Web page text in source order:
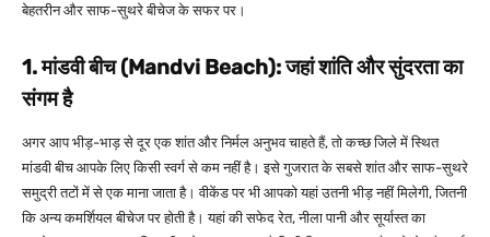
बेहतरीन और साफ-सुथरे बीचेज के सफर पर।
1. मांडवी बीच (Mandvi Beach): जहां शांति और सुंदरता का
संगम है
अगर आप भीड़-भाड़ से दूर एक शांत और निर्मल अनुभव चाहते हैं, तो कच्छ जिले में स्थित
मांडवी बीच आपके लिए किसी स्वर्ग से कम नहीं है। इसे गुजरात के सबसे शांत और साफ-सुथरे
समुद्री तटों में से एक माना जाता है। वीकेंड पर भी आपको यहां उतनी भीड़ नहीं मिलेगी, जितनी
कि अन्य कमर्शियल बीचेज पर होती है। यहां की सफेद रेत, नीला पानी और सूर्यास्त का